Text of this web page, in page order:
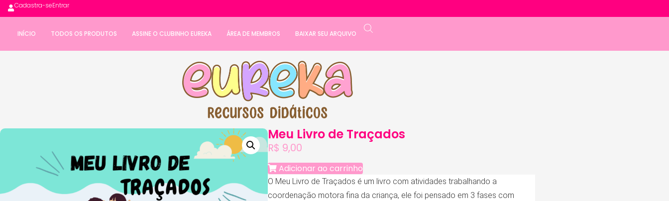
Cadastra-seEntrar
INÍCIO TODOS OS PRODUTOS ASSINE O CLUBINHO EUREKA ÁREA DE MEMBROS BAIXAR SEU ARQUIVO
Meu Livro de Traçados
R$ 9,00
Adicionar ao carrinho
O Meu Livro de Traçados é um livro com atividades trabalhando a
coordenação motora fina da criança, ele foi pensado em 3 fases com